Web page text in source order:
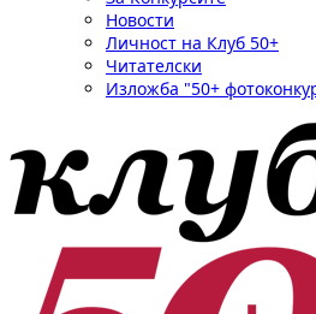
Новости
Личност на Клуб 50+
Читателски
Изложба "50+